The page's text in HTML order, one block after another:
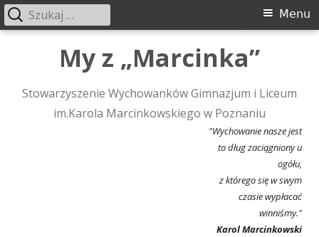
My z „Marcinka”
Stowarzyszenie Wychowanków Gimnazjum i Liceum
im.Karola Marcinkowskiego w Poznaniu
"Wychowanie nasze jest
to dług zaciągniony u
ogółu,
z którego się w swym
czasie wypłacać
winniśmy."
Karol Marcinkowski
Menu
główne
Menu
Szukaj: